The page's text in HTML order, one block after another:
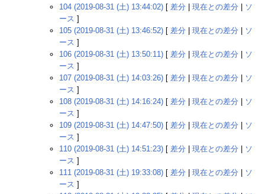
104 (2019-08-31 (土) 13:44:02) [ 差分 現在との差分
ソ
ース ]
105 (2019-08-31 (土) 13:46:52) [ 差分 現在との差分
ソ
ース ]
106 (2019-08-31 (土) 13:50:11) [ 差分 現在との差分
ソ
ース ]
107 (2019-08-31 (土) 14:03:26) [ 差分 現在との差分
ソ
ース ]
108 (2019-08-31 (土) 14:16:24) [ 差分 現在との差分
ソ
ース ]
109 (2019-08-31 (土) 14:47:50) [ 差分 現在との差分
ソ
ース ]
110 (2019-08-31 (土) 14:51:23) [ 差分 現在との差分
ソ
ース ]
111 (2019-08-31 (土) 19:33:08) [ 差分 現在との差分
ソ
ース ]